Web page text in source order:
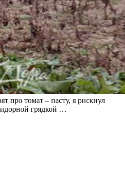
про томат – пасту, я рискнул
грядкой …